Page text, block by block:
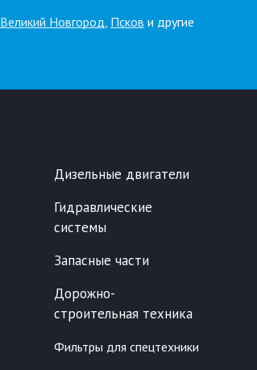
Великий Новгород, Псков и другие
Дизельные двигатели
Гидравлические
системы
Запасные части
Дорожно-
строительная техника
Фильтры для спецтехники